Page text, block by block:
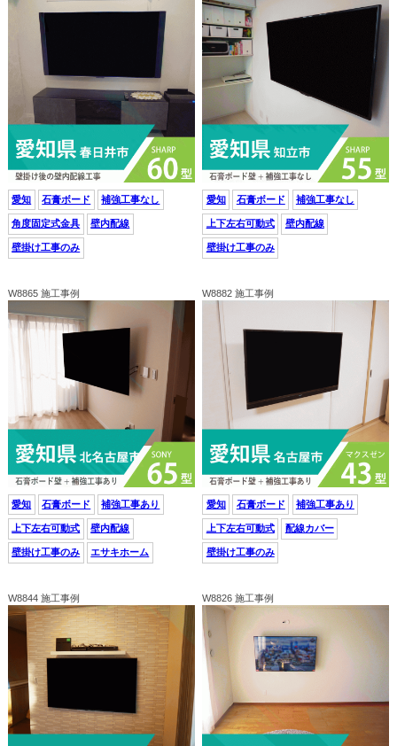
愛知 石膏ボード 補強工事なし
角度固定式金具 壁内配線
壁掛け工事のみ
愛知 石膏ボード 補強工事なし
上下左右可動式 壁内配線
壁掛け工事のみ
W8865 施工事例
愛知 石膏ボード 補強工事あり
上下左右可動式 壁内配線
壁掛け工事のみ エサキホーム
W8882 施工事例
愛知 石膏ボード 補強工事あり
上下左右可動式 配線カバー
壁掛け工事のみ
W8844 施工事例 W8826 施工事例